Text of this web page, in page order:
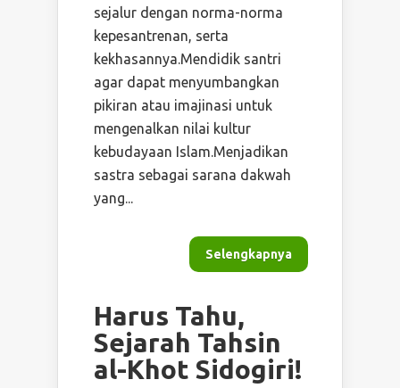
sejalur dengan norma-norma
kepesantrenan, serta
kekhasannya.Mendidik santri
agar dapat menyumbangkan
pikiran atau imajinasi untuk
mengenalkan nilai kultur
kebudayaan Islam.Menjadikan
sastra sebagai sarana dakwah
yang...
Selengkapnya
Harus Tahu,
Sejarah Tahsin
al-Khot Sidogiri!